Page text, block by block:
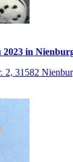
2023 in
31582